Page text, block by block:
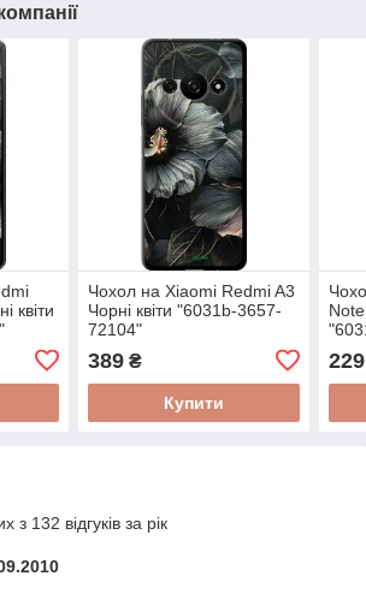
квіти
Чохол на Xiaomi Redmi A3
Чорні квіти "6031b-3657-
72104"
389₴
Купити
229
з 132 відгуків за рік